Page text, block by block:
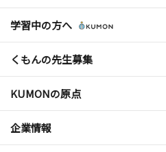
学習中の方へ
くもんの先生募集
KUMONの原点
企業情報